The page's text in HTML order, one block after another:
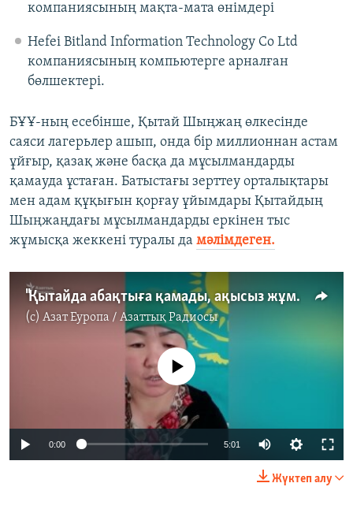
компаниясының мақта-мата өнімдері
Hefei Bitland Information Technology Co Ltd
компаниясының компьютерге арналған
бөлшектері.
БҰҰ-ның есебінше, Қытай Шыңжаң өлкесінде
саяси лагерьлер ашып, онда бір миллионнан астам
ұйғыр, қазақ және басқа да мұсылмандарды
қамауда ұстаған. Батыстағы зерттеу орталықтары
мен адам құқығын қорғау ұйымдары Қытайдың
Шыңжаңдағы мұсылмандарды еркінен тыс
жұмысқа жеккені туралы да мәлімдеген.
"Қытайда абақтыға қамады, ақысыз жұмысқа жекті"
(c) Азат Еуропа / Азаттық Радиосы
No media source currently available
0:00 5:01
Жүктеп алу